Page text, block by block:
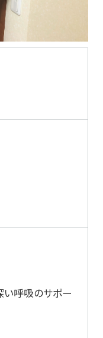
い呼吸のサポー